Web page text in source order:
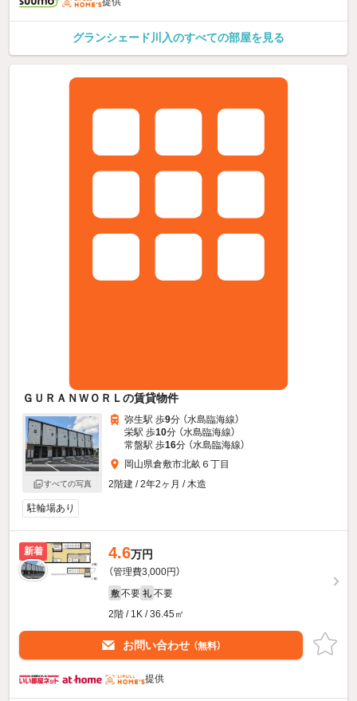
グランシェード川入のすべての部屋を見る
ＧＵＲＡＮＷＯＲＬの賃貸物件
すべての写真
弥生駅 歩9分 （水島臨海線）
栄駅 歩10分 （水島臨海線）
常盤駅 歩16分 （水島臨海線）
岡山県倉敷市北畝６丁目
2階建 / 2年2ヶ月 / 木造
駐輪場あり
新着 4.6万円
（管理費3,000円）
敷 不要 礼 不要
2階 / 1K / 36.45㎡
お問い合わせ （無料）
提供